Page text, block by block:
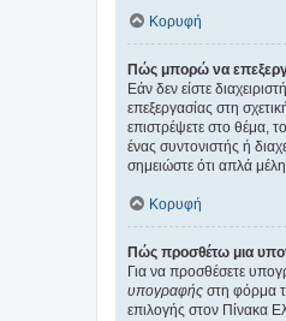
Κορυφή
Πώς μπορώ να
Εάν δεν είστε
επεξεργασίας στη
επιστρέψετε στο θέμα,
ένας συντονιστής ή
σημειώστε ότι απλά
Κορυφή
Πώς προσθέτω μια
Για να προσθέσετε
υπογραφής στη φόρμα
επιλογής στον Πίνακα